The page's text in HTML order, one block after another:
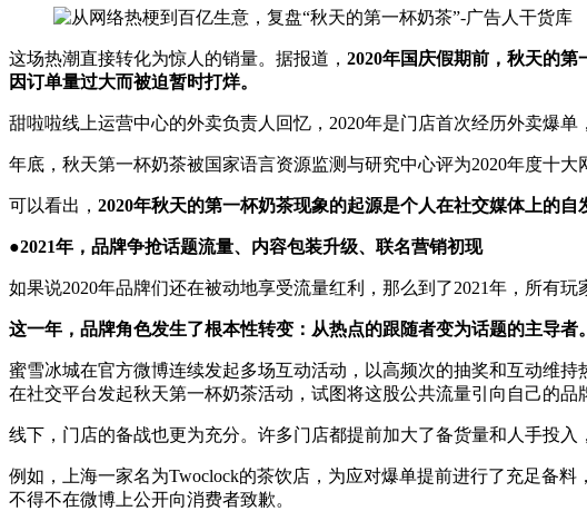
这场热潮直接转化为惊人的销量。据报道， 2020年国庆假期前，秋天的
因订单量过大而被迫暂时打烊。
甜啦啦线上运营中心的外卖负责人回忆，2020年是门店首次经历外卖爆单
年底，秋天第一杯奶茶被国家语言资源监测与研究中心评为2020年度十大
可以看出， 2020年秋天的第一杯奶茶现象的起源是个人在社交媒体上的
●2021年，品牌争抢话题流量、内容包装升级、联名营销初现
如果说2020年品牌们还在被动地享受流量红利，那么到了2021年，所有
这一年，品牌角色发生了根本性转变： 从热点的跟随者变为话题的主导者
蜜雪冰城在官方微博连续发起多场互动活动，以高频次的抽奖和互动维
在社交平台发起秋天第一杯奶茶活动，试图将这股公共流量引向自己的品
线下，门店的备战也更为充分。许多门店都提前加大了备货量和人手投入
例如，上海一家名为Twoclock的茶饮店，为应对爆单提前进行了充足备
不得不在微博上公开向消费者致歉。